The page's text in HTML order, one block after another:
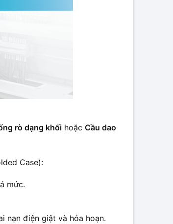
rò dạng khối hoặc Cầu dao
Case):
mức.
nạn điện giật và hỏa hoạn.